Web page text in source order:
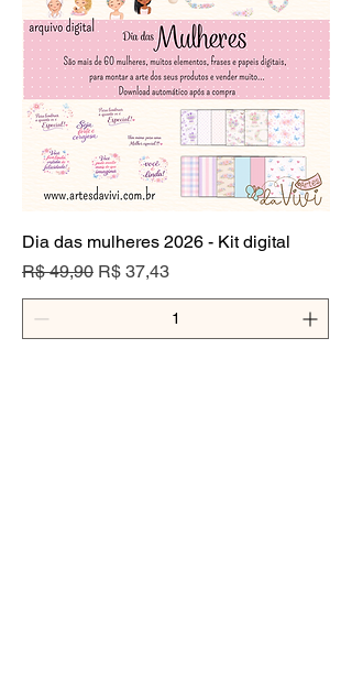
Dia das mulheres 2026 - Kit digital
Preço normal
R$ 49,90 Preço promocional
R$ 37,43